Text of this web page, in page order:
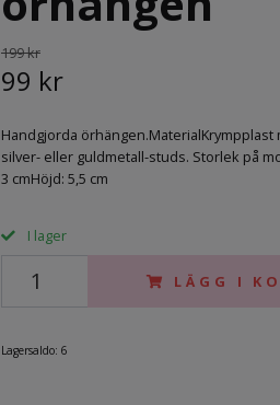
199 kr
99 kr
Handgjorda örhängen.MaterialKrympplast
silver- eller guldmetall-studs. Storlek på
3 cmHöjd: 5,5 cm
I lager
LÄGG I
Lagersaldo: 6